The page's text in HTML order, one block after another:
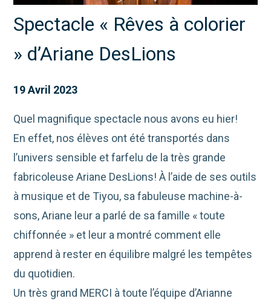
Spectacle « Rêves à colorier
» d’Ariane DesLions
19 Avril 2023
Quel magnifique spectacle nous avons eu hier!
En effet, nos élèves ont été transportés dans
l’univers sensible et farfelu de la très grande
fabricoleuse Ariane DesLions! À l’aide de ses outils
à musique et de Tiyou, sa fabuleuse machine-à-
sons, Ariane leur a parlé de sa famille « toute
chiffonnée » et leur a montré comment elle
apprend à rester en équilibre malgré les tempêtes
du quotidien.
Un très grand MERCI à toute l’équipe d’Arianne